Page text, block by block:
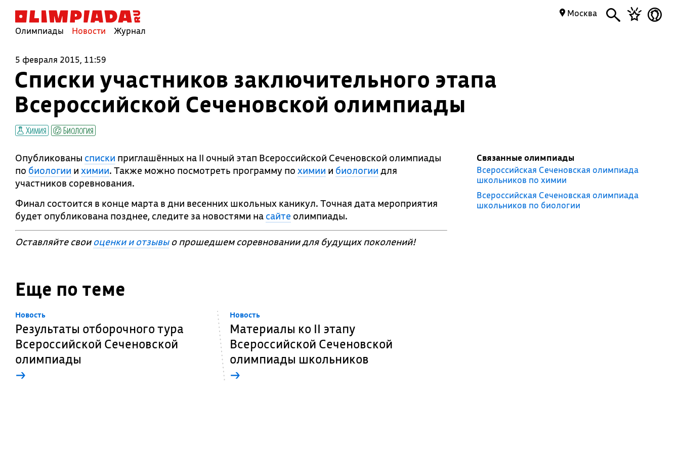
Олимпиады Новости Журнал
Москва
5 февраля 2015, 11:59
Списки участников заключительного этапа
Всероссийской Сеченовской олимпиады
Химия Биология
Опубликованы списки приглашённых на II очный этап Всероссийской Сеченовской олимпиады
по биологии и химии. Также можно посмотреть программу по химии и биологии для
участников соревнования.
Финал состоится в конце марта в дни весенних школьных каникул. Точная дата мероприятия
будет опубликована позднее, следите за новостями на сайте олимпиады.
Оставляйте свои оценки и отзывыо прошедшем соревновании для будущих поколений!
Связанные олимпиады
Всероссийская Сеченовская олимпиада
школьников по химии
Всероссийская Сеченовская олимпиада
школьников по биологии
Еще по теме
Новость
Результаты отборочного тура
Всероссийской Сеченовской
олимпиады
→
Новость
Материалы ко II этапу
Всероссийской Сеченовской
олимпиады школьников
→